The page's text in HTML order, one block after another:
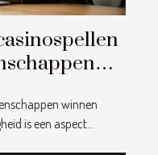
winnen
is een aspect...